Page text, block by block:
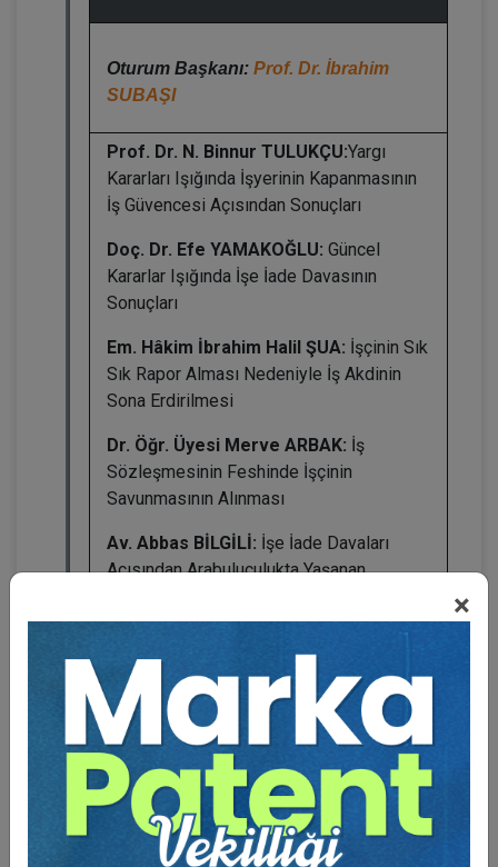
×
Oturum Başkanı: Prof. Dr. İbrahim
SUBAŞI
Prof. Dr. N. Binnur TULUKÇU:Yargı
Kararları Işığında İşyerinin Kapanmasının
İş Güvencesi Açısından Sonuçları
Doç. Dr. Efe YAMAKOĞLU: Güncel
Kararlar Işığında İşe İade Davasının
Sonuçları
Em. Hâkim İbrahim Halil ŞUA: İşçinin Sık
Sık Rapor Alması Nedeniyle İş Akdinin
Sona Erdirilmesi
Dr. Öğr. Üyesi Merve ARBAK: İş
Sözleşmesinin Feshinde İşçinin
Savunmasının Alınması
Av. Abbas BİLGİLİ: İşe İade Davaları
Açısından Arabuluculukta Yaşanan
BENZER VIDEO EĞITIMLER
Video Eğitim Abonesi Ol: Sadece 5490 TL / Yıllık